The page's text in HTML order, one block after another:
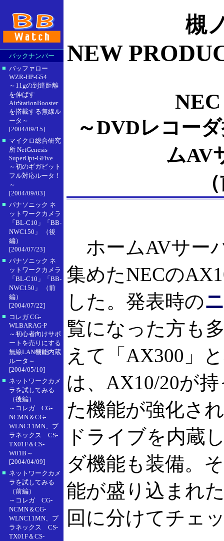
バックナンバー
■ バッファロー
WZR-HP-G54
～11gの到達距離
を伸ばす
AirStationBooster
を搭載する無線ル
ータ～
[2004/09/15]
■ マイクロ総合研究
所 NetGenesis
SuperOpt-GFive
～初のギガビット
フル対応ルータ！
～
[2004/09/03]
■ パナソニック ネ
ットワークカメラ
「BL-C10」「BB-
NWC150」 （後
編）
[2004/07/23]
■ パナソニック ネ
ットワークカメラ
「BL-C10」「BB-
NWC150」 （前
編）
[2004/07/22]
■ コレガ CG-
WLBARAG-P
～初心者向けサポ
ートを売りにする
無線LAN機能内蔵
ルータ～
[2004/05/10]
■ ネットワークカメ
ラを試してみる
（後編）
～コレガ CG-
NCMN＆CG-
WLNC11MN、プ
ラネックス CS-
TX01F＆CS-
W01B～
[2004/04/09]
■ ネットワークカメ
ラを試してみる
（前編）
～コレガ CG-
NCMN＆CG-
WLNC11MN、プ
ラネックス CS-
TX01F＆CS-
槻
NEW
～DVDレコー
ムAV
ホームAVサー
集めたNECの
した。発表時の
覧になった方も
えて「AX300」
は、AX10/20が
た機能が強化さ
ドライブを内蔵
ダ機能も装備。
能が盛り込まれ
回に分けてチェ